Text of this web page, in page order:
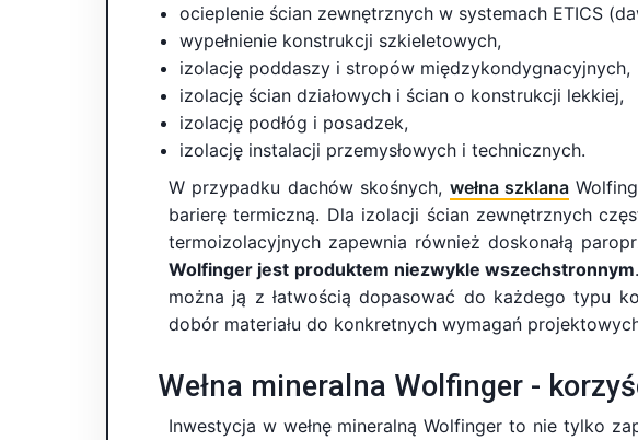
ocieplenie ścian zewnętrznych w systemach ETICS
wypełnienie konstrukcji szkieletowych,
izolację poddaszy i stropów międzykondygnacyjnych,
izolację ścian działowych i ścian o konstrukcji lekkiej,
izolację podłóg i posadzek,
izolację instalacji przemysłowych i technicznych.
W przypadku dachów skośnych, wełna szklana
barierę termiczną. Dla izolacji ścian zewnętrznych
termoizolacyjnych zapewnia również doskonałą
Wolfinger jest produktem niezwykle wszechstronnym
można ją z łatwością dopasować do każdego typu
dobór materiału do konkretnych wymagań
Wełna mineralna Wolfinger -
Inwestycja w wełnę mineralną Wolfinger to nie tylko